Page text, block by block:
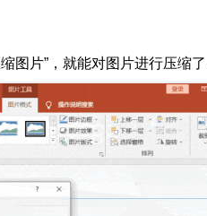
片”，就能对图片进行压缩了